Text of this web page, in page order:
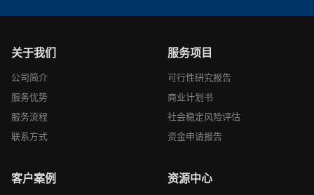
关于我们
公司简介
服务优势
服务流程
联系方式
服务项目
可行性研究报告
商业计划书
社会稳定风险评估
资金申请报告
客户案例 资源中心